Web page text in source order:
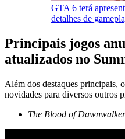
GTA 6 terá
detalhes de
Principais jogos
atualizados no
Além dos destaques principais,
novidades para diversos outros
The Blood of Dawnwalker